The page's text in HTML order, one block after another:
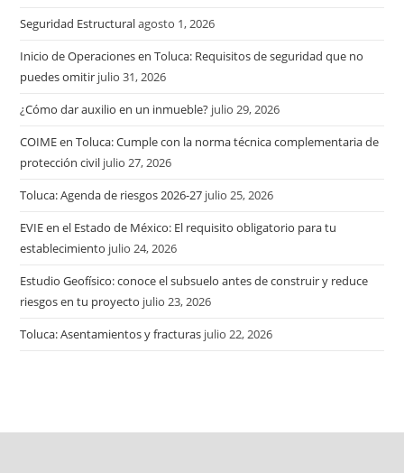
Seguridad Estructuralagosto 1, 2026
Inicio de Operaciones en Toluca: Requisitos de seguridad que no
puedes omitir julio 31, 2026
¿Cómo dar auxilio en un inmueble? julio 29, 2026
COIME en Toluca: Cumple con la norma técnica complementaria de
protección civil julio 27, 2026
Toluca: Agenda de riesgos 2026-27 julio 25, 2026
EVIE en el Estado de México: El requisito obligatorio para tu
establecimiento julio 24, 2026
Estudio Geofísico: conoce el subsuelo antes de construir y reduce
riesgos en tu proyecto julio 23, 2026
Toluca: Asentamientos y fracturas julio 22, 2026